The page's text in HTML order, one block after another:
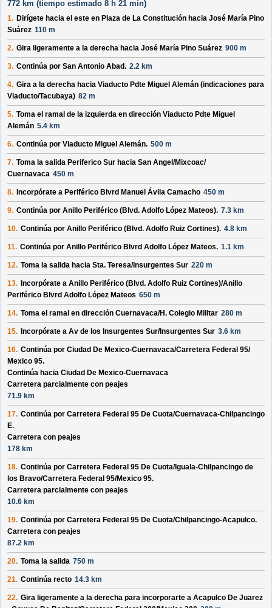
772 km (tiempo estimado 8 h 21 min)
1. Dirígete hacia el este en Plaza de La Constitución hacia José María Pino
Suárez 110 m
2. Gira ligeramente a la derecha hacia José María Pino Suárez 900 m
3. Continúa por San Antonio Abad. 2.2 km
4. Gira a la derecha hacia Viaducto Pdte Miguel Alemán (indicaciones para
Viaducto/Tacubaya) 82 m
5. Toma el ramal de la izquierda en dirección Viaducto Pdte Miguel
Alemán 5.4 km
6. Continúa por Viaducto Miguel Alemán. 500 m
7. Toma la salida Periferico Sur hacia San Angel/Mixcoac/
Cuernavaca 450 m
8. Incorpórate a Periférico Blvrd Manuel Ávila Camacho 450 m
9. Continúa por Anillo Periférico (Blvd. Adolfo López Mateos). 7.3 km
10. Continúa por Anillo Periférico (Blvd. Adolfo Ruiz Cortines). 4.8 km
11. Continúa por Anillo Periférico Blvrd Adolfo López Mateos. 1.1 km
12. Toma la salida hacia Sta. Teresa/Insurgentes Sur 220 m
13. Incorpórate a Anillo Periférico (Blvd. Adolfo Ruiz Cortines)/Anillo
Periférico Blvrd Adolfo López Mateos 650 m
14. Toma el ramal en dirección Cuernavaca/H. Colegio Militar 280 m
15. Incorpórate a Av de los Insurgentes Sur/Insurgentes Sur 3.6 km
16. Continúa por Ciudad De Mexico-Cuernavaca/Carretera Federal 95/
Mexico 95.
Continúa hacia Ciudad De Mexico-Cuernavaca
Carretera parcialmente con peajes
71.9 km
17. Continúa por Carretera Federal 95 De Cuota/Cuernavaca-Chilpancingo
E.
Carretera con peajes
178 km
18. Continúa por Carretera Federal 95 De Cuota/Iguala-Chilpancingo de
los Bravo/Carretera Federal 95/Mexico 95.
Carretera parcialmente con peajes
10.6 km
19. Continúa por Carretera Federal 95 De Cuota/Chilpancingo-Acapulco.
Carretera con peajes
87.2 km
20. Toma la salida 750 m
21. Continúa recto 14.3 km
22. Gira ligeramente a la derecha para incorporarte a Acapulco De Juarez